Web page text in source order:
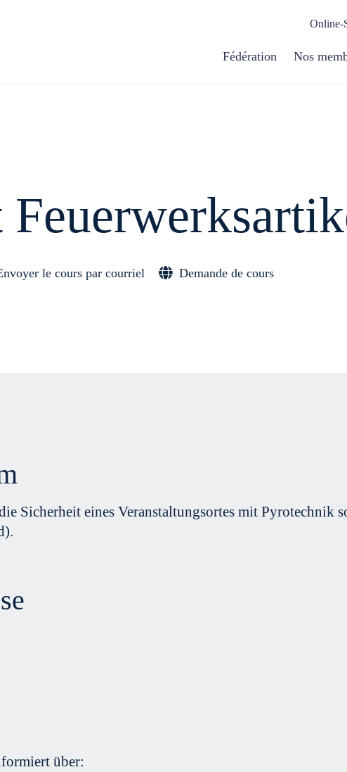
Online-
Fédération Nos
le cours par courriel Demande de cours
Sicherheit eines Veranstaltungsortes mit Pyrotechnik
über: